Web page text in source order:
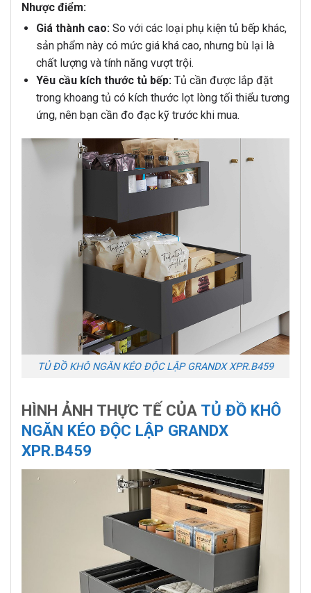
Nhược điểm:
Giá thành cao:So với các loại phụ kiện tủ bếp khác,
sản phẩm này có mức giá khá cao, nhưng bù lại là
chất lượng và tính năng vượt trội.
Yêu cầu kích thước tủ bếp:Tủ cần được lắp đặt
trong khoang tủ có kích thước lọt lòng tối thiểu tương
ứng, nên bạn cần đo đạc kỹ trước khi mua.
TỦ ĐỒ KHÔ NGĂN KÉO ĐỘC LẬP GRANDX XPR.B459
HÌNH ẢNH THỰC TẾ CỦA TỦ ĐỒ KHÔ
NGĂN KÉO ĐỘC LẬP GRANDX
XPR.B459